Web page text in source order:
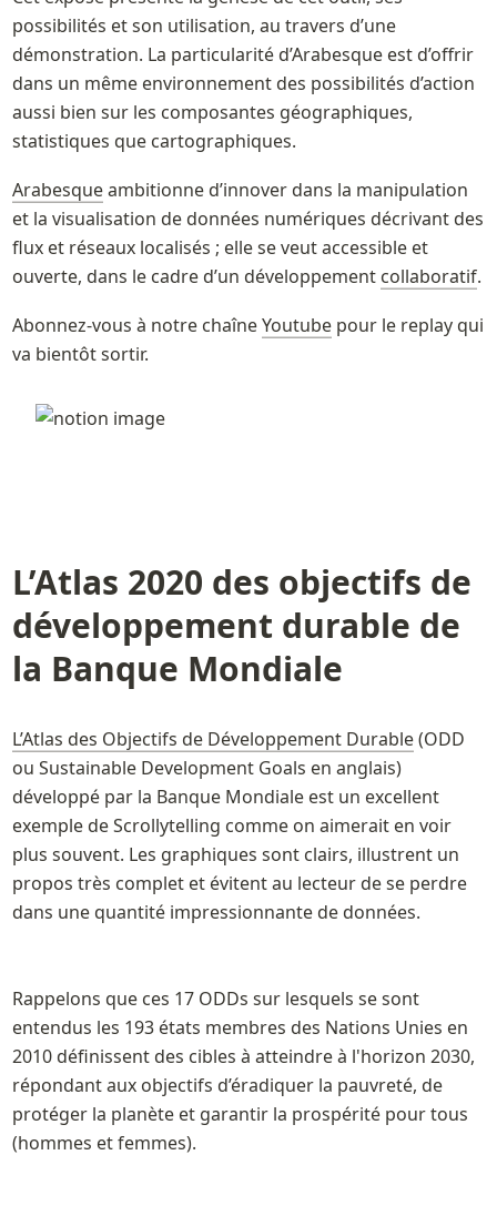
possibilités et son utilisation, au travers d’une
démonstration. La particularité d’Arabesque est d’offrir
dans un même environnement des possibilités d’action
aussi bien sur les composantes géographiques,
statistiques que cartographiques.
Arabesque ambitionne d’innover dans la manipulation
et la visualisation de données numériques décrivant des
flux et réseaux localisés ; elle se veut accessible et
ouverte, dans le cadre d’un développement collaboratif.
Abonnez-vous à notre chaîne Youtube pour le replay qui
va bientôt sortir.
L’Atlas 2020 des objectifs de
développement durable de
la Banque Mondiale
L’Atlas des Objectifs de Développement Durable (ODD
ou Sustainable Development Goals en anglais)
développé par la Banque Mondiale est un excellent
exemple de Scrollytelling comme on aimerait en voir
plus souvent. Les graphiques sont clairs, illustrent un
propos très complet et évitent au lecteur de se perdre
dans une quantité impressionnante de données.
Rappelons que ces 17 ODDs sur lesquels se sont
entendus les 193 états membres des Nations Unies en
2010 définissent des cibles à atteindre à l'horizon 2030,
répondant aux objectifs d’éradiquer la pauvreté, de
protéger la planète et garantir la prospérité pour tous
(hommes et femmes).